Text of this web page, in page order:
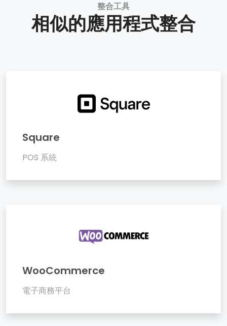
整合工具
相似的應用程式整合
Square
POS 系統
WooCommerce
電子商務平台